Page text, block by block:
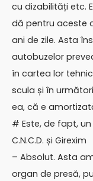
cu dizabilități etc.
dă pentru aceste
ani de zile. Asta
autobuzelor
în cartea lor
scula și în
ea, că e
# Este, de fapt,
C.N.C.D. și Girexim
– Absolut. Asta
organ de presă,